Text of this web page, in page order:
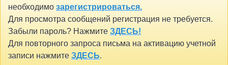
необходимо зарегистрироваться.
Для просмотра сообщений регистрация не требуется.
Забыли пароль? Нажмите ЗДЕСЬ!
Для повторного запроса письма на активацию учетной
записи нажмите ЗДЕСЬ.